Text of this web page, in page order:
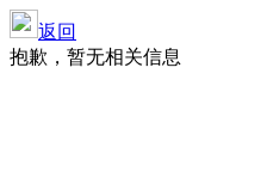
返回
抱歉，暂无相关信息